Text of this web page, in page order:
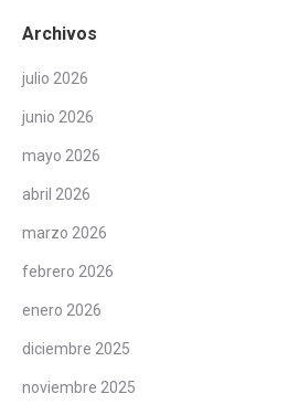
Archivos
julio 2026
junio 2026
mayo 2026
abril 2026
marzo 2026
febrero 2026
enero 2026
diciembre 2025
noviembre 2025